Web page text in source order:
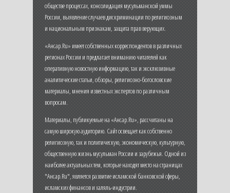
обществе процессах, консолидация мусульманской уммы
России, выявление случаев дискриминации по религиозным
и национальным признакам, защита прав верующих.
«Ансар.Ru» имеет собственных корреспондентов в различных
регионах России и предлагает вниманию читателей как
оперативную новостную информацию, так и эксклюзивные
аналитические статьи, обзоры, религиозно-богословские
материалы, мнения известных экспертов по различным
вопросам.
Материалы, публикуемые на «Ансар.Ru», рассчитаны на
самую широкую аудиторию. Сайт освещает как собственно
религиозную, так и политическую, экономическую, культурную,
общественную жизнь мусульман России и зарубежья. Одной из
наиболее актуальных тем, которые находят место на страницах
"Ансар.Ru", является развитие исламской банковской сферы,
исламских финансов и халяль-индустрии.